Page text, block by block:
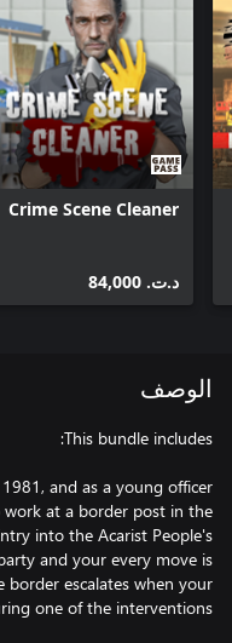
Crime Scene Cleaner
د.ت.‏ 84,000
الوصف
and as a young officer
at a border post in the
into the Acarist People's
and your every move is
escalates when your